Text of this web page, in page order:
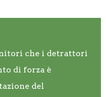
che i detrattori
di forza è
del